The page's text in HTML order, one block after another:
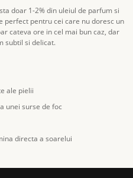
doar 1-2% din uleiul de parfum si
perfect pentru cei care nu doresc un
cateva ore in cel mai bun caz, dar
subtil si delicat.
ale pielii
unei surse de foc
directa a soarelui